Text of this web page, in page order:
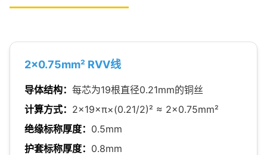
2×0.75mm² RVV线
导体结构： 每芯为19根直径0.21mm的铜丝
计算方式： 2×19×π×(0.21/2)² ≈ 2×0.75mm²
绝缘标称厚度： 0.5mm
护套标称厚度： 0.8mm